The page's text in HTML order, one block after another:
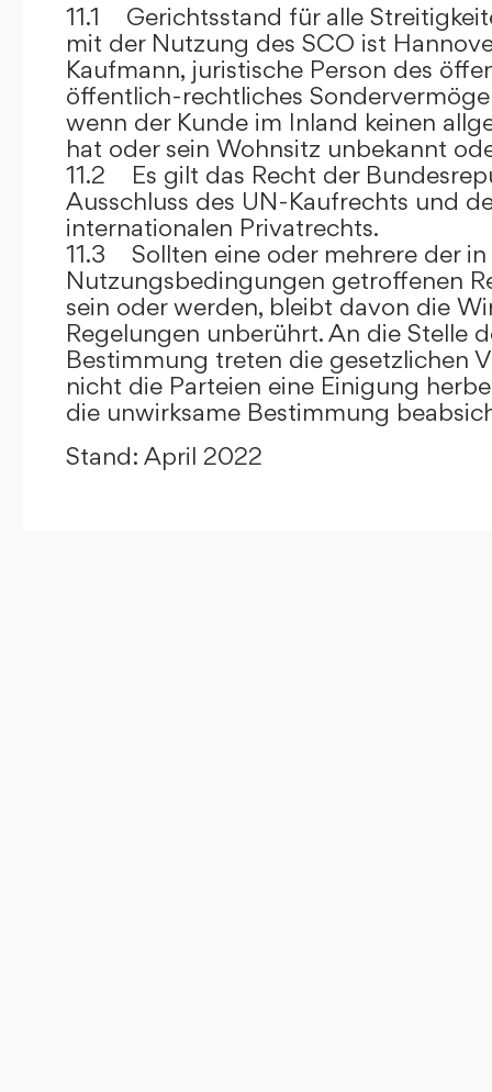
11.1 Gerichtsstand für alle
mit der Nutzung des SCO ist
Kaufmann, juristische Person des
öffentlich-rechtliches
wenn der Kunde im Inland keinen
hat oder sein Wohnsitz unbekannt
11.2 Es gilt das Recht der
Ausschluss des UN-Kaufrechts und
internationalen Privatrechts.
11.3 Sollten eine oder mehrere der in
Nutzungsbedingungen getroffenen
sein oder werden, bleibt davon die
Regelungen unberührt. An die Stelle
Bestimmung treten die gesetzlichen
nicht die Parteien eine Einigung
die unwirksame Bestimmung
Stand: April 2022